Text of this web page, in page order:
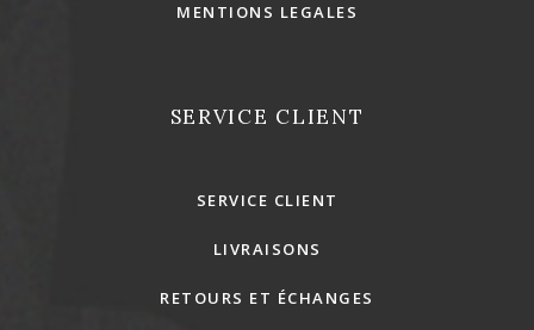
MENTIONS LEGALES
SERVICE CLIENT
SERVICE CLIENT
LIVRAISONS
RETOURS ET ÉCHANGES